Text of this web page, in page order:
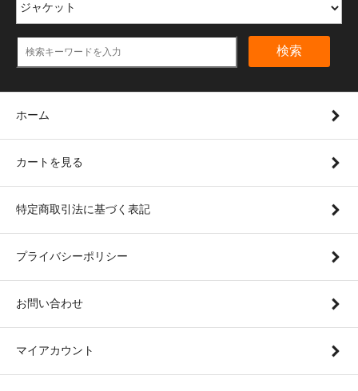
検索
ホーム
カートを見る
特定商取引法に基づく表記
プライバシーポリシー
お問い合わせ
マイアカウント